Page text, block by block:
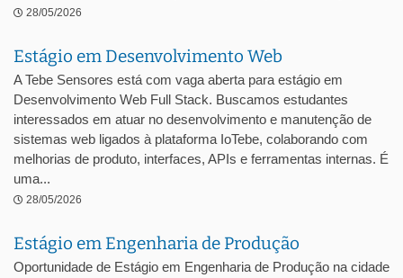
28/05/2026
Estágio em Desenvolvimento Web
A Tebe Sensores está com vaga aberta para estágio em
Desenvolvimento Web Full Stack. Buscamos estudantes
interessados em atuar no desenvolvimento e manutenção de
sistemas web ligados à plataforma IoTebe, colaborando com
melhorias de produto, interfaces, APIs e ferramentas internas. É
uma...
28/05/2026
Estágio em Engenharia de Produção
Oportunidade de Estágio em Engenharia de Produção na cidade